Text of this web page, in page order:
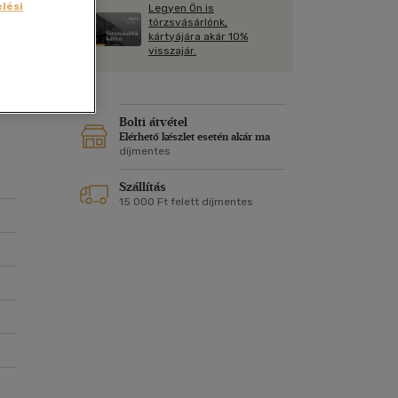
Kártya
Képeslap
Naptár
Vallás, mitológia
Legyen Ön is
törzsvásárlónk,
kártyájára akár 10%
visszajár.
Bolti átvétel
Elérhető készlet esetén akár ma
díjmentes
Szállítás
15 000 Ft felett díjmentes